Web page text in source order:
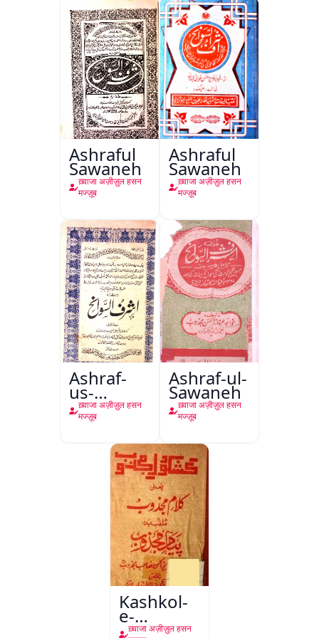
Ashraful
Sawaneh
ख़्वाजा अज़ीज़ुल हसन
मज्ज़ूब
Ashraful
Sawaneh
ख़्वाजा अज़ीज़ुल हसन
मज्ज़ूब
Ashraf-
us-
Sawaneh
ख़्वाजा अज़ीज़ुल हसन
मज्ज़ूब
Ashraf-ul-
Sawaneh
ख़्वाजा अज़ीज़ुल हसन
मज्ज़ूब
Kashkol-
e-
Majzoob
ख़्वाजा अज़ीज़ुल हसन